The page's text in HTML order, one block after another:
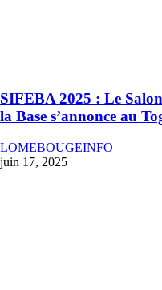
SIFEBA 2025 : Le
la Base s’annonce au
LOMEBOUGEINFO
juin 17, 2025